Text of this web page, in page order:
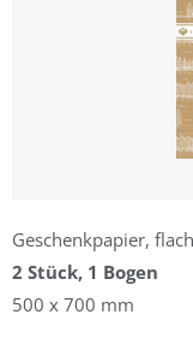
Geschenkpapier,
2 Stück, 1 Bogen
500 x 700 mm